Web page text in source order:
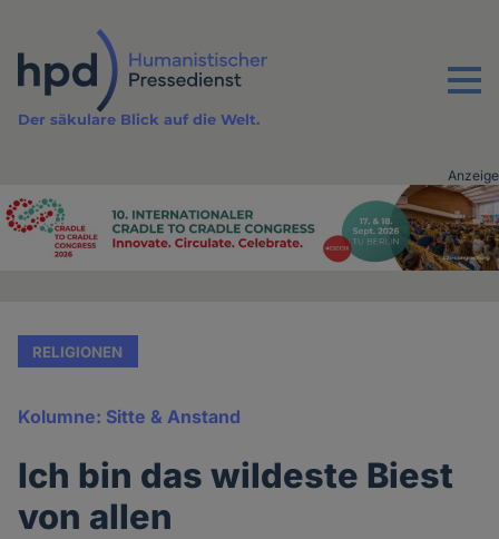
Inhalt
Menu
Der säkulare Blick auf die Welt.
Advertising
Anzeige
RELIGIONEN
Kolumne: Sitte & Anstand
Ich bin das wildeste Biest
von allen